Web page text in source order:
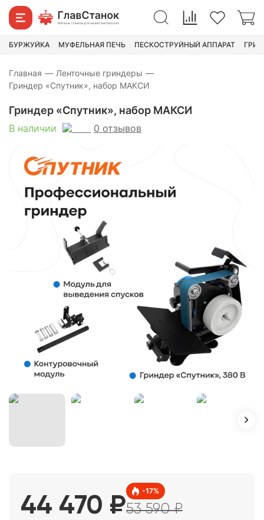
БУРЖУЙКА МУФЕЛЬНАЯ ПЕЧЬ ПЕСКОСТРУЙНЫЙ АППАРАТ
Главная — Ленточные гриндеры —
Гриндер «Спутник», набор МАКСИ
44 470₽
Гриндер «Спутник», набор МАКСИ
В наличии 0 отзывов
44 470 ₽
-17%
53 590₽